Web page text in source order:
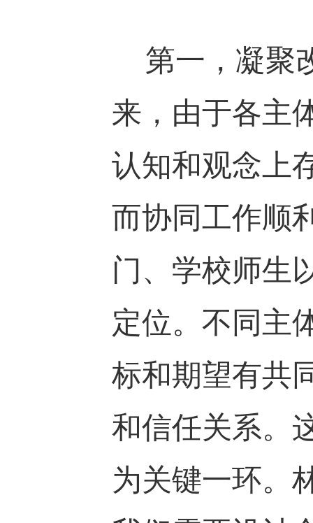
第一，凝聚
来，由于各主
认知和观念上
而协同工作顺
门、学校师生
定位。不同主
标和期望有共
和信任关系。
为关键一环。